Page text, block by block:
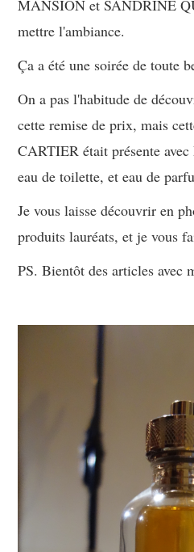
MANSION et SANDRINE
mettre l'ambiance.
Ça a été une soirée de toute
On a pas l'habitude de
cette remise de prix, mais
CARTIER était présente
eau de toilette, et eau de
Je vous laisse découvrir en
produits lauréats, et je vous
PS. Bientôt des articles avec